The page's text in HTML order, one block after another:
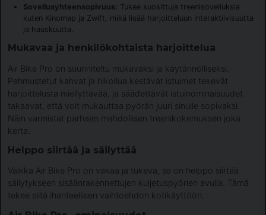
Sovellusyhteensopivuus: Tukee suosittuja treenisovelluksia
kuten Kinomap ja Zwift, mikä lisää harjoitteluun interaktiivisuutta
ja hauskuutta.
Mukavaa ja henkilökohtaista harjoittelua
Air Bike Pro on suunniteltu mukavaksi ja käytännölliseksi.
Pehmustetut kahvat ja hikoilua kestävät istuimet tekevät
harjoittelusta miellyttävää, ja säädettävät istuinominaisuudet
takaavat, että voit mukauttaa pyörän juuri sinulle sopivaksi.
Näin varmistat parhaan mahdollisen treenikokemuksen joka
kerta.
Helppo siirtää ja säilyttää
Vaikka Air Bike Pro on vakaa ja tukeva, se on helppo siirtää
säilytykseen sisäänrakennettujen kuljetuspyörien avulla. Tämä
tekee siitä ihanteellisen vaihtoehdon kotikäyttöön.